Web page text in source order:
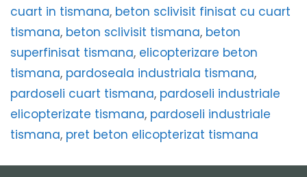
cuart in tismana, beton sclivisit finisat cu cuart
tismana, beton sclivisit tismana, beton
superfinisat tismana, elicopterizare beton
tismana, pardoseala industriala tismana,
pardoseli cuart tismana, pardoseli industriale
elicopterizate tismana, pardoseli industriale
tismana, pret beton elicopterizat tismana